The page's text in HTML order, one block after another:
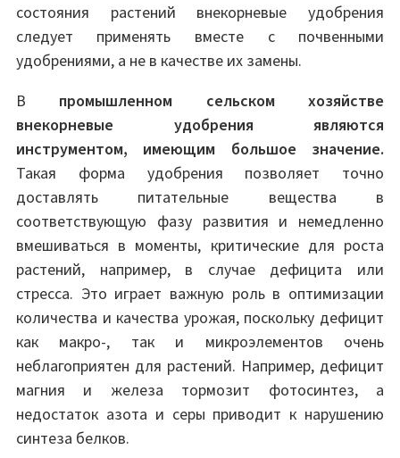
состояния растений внекорневые удобрения
следует применять вместе с почвенными
удобрениями, а не в качестве их замены.
В промышленном сельском хозяйстве
внекорневые удобрения являются
инструментом, имеющим большое значение.
Такая форма удобрения позволяет точно
доставлять питательные вещества в
соответствующую фазу развития и немедленно
вмешиваться в моменты, критические для роста
растений, например, в случае дефицита или
стресса. Это играет важную роль в оптимизации
количества и качества урожая, поскольку дефицит
как макро-, так и микроэлементов очень
неблагоприятен для растений. Например, дефицит
магния и железа тормозит фотосинтез, а
недостаток азота и серы приводит к нарушению
синтеза белков.